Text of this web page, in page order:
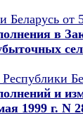
Беларусь
в
и
1999 г. N